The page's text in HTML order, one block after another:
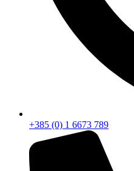
+385 (0) 1 6673 789